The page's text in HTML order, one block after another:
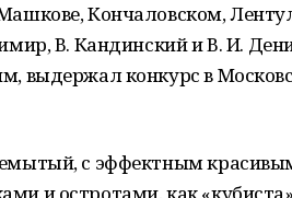
Кончаловском,
В. Кандинский и В. И.
выдержал конкурс в
с эффектным